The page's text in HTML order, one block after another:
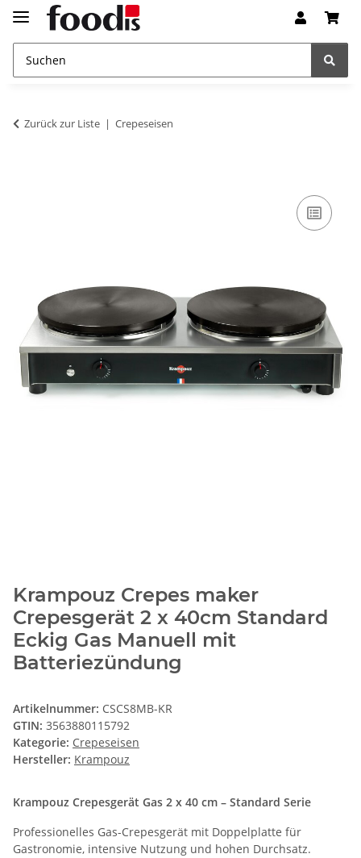
Zurück zur Liste Crepeseisen
Krampouz Crepes maker
Crepesgerät 2 x 40cm Standard
Eckig Gas Manuell mit
Batteriezündung
Artikelnummer: CSCS8MB-KR
GTIN: 3563880115792
Kategorie: Crepeseisen
Hersteller: Krampouz
Krampouz Crepesgerät Gas 2 x 40 cm – Standard Serie
Professionelles Gas-Crepesgerät mit Doppelplatte für
Gastronomie, intensive Nutzung und hohen Durchsatz.